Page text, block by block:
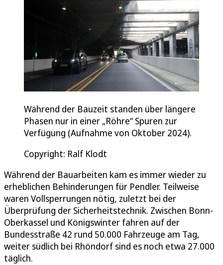
Während der Bauzeit standen über längere
Phasen nur in einer „Röhre“ Spuren zur
Verfügung (Aufnahme von Oktober 2024).
Copyright: Ralf Klodt
Während der Bauarbeiten kam es immer wieder zu
erheblichen Behinderungen für Pendler. Teilweise
waren Vollsperrungen nötig, zuletzt bei der
Überprüfung der Sicherheitstechnik. Zwischen Bonn-
Oberkassel und Königswinter fahren auf der
Bundesstraße 42 rund 50.000 Fahrzeuge am Tag,
weiter südlich bei Rhöndorf sind es noch etwa 27.000
täglich.